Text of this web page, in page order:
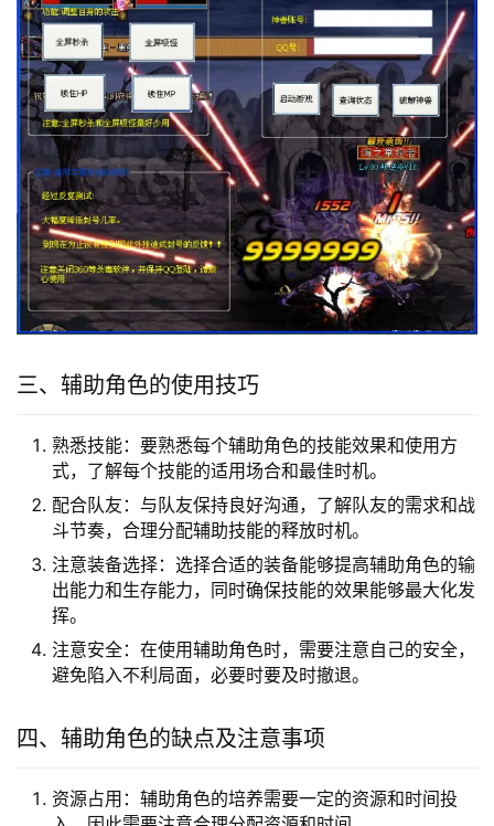
三、辅助角色的使用技巧
熟悉技能：要熟悉每个辅助角色的技能效果和使用方
式，了解每个技能的适用场合和最佳时机。
配合队友：与队友保持良好沟通，了解队友的需求和战
斗节奏，合理分配辅助技能的释放时机。
注意装备选择：选择合适的装备能够提高辅助角色的输
出能力和生存能力，同时确保技能的效果能够最大化发
挥。
注意安全：在使用辅助角色时，需要注意自己的安全，
避免陷入不利局面，必要时要及时撤退。
四、辅助角色的缺点及注意事项
资源占用：辅助角色的培养需要一定的资源和时间投